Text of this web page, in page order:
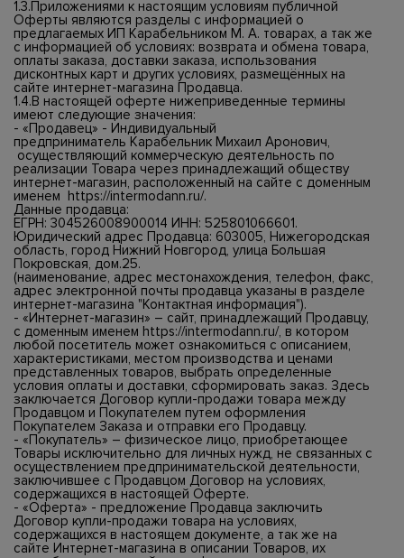
1.3.Приложениями к настоящим условиям публичной
Оферты являются разделы с информацией о
предлагаемых ИП Карабельником М. А. товарах, а так же
с информацией об условиях: возврата и обмена товара,
оплаты заказа, доставки заказа, использования
дисконтных карт и других условиях, размещённых на
сайте интернет-магазина Продавца.
1.4.В настоящей оферте нижеприведенные термины
имеют следующие значения:
- «Продавец» - Индивидуальный
предприниматель Карабельник Михаил Аронович,
осуществляющий коммерческую деятельность по
реализации Товара через принадлежащий обществу
интернет-магазин, расположенный на сайте с доменным
именем https://intermodann.ru/.
Данные продавца:
ЕГРН: 304526008900014 ИНН: 525801066601.
Юридический адрес Продавца: 603005, Нижегородская
область, город Нижний Новгород, улица Большая
Покровская, дом.25.
(наименование, адрес местонахождения, телефон, факс,
адрес электронной почты продавца указаны в разделе
интернет-магазина "Контактная информация").
- «Интернет-магазин» – сайт, принадлежащий Продавцу,
с доменным именем https://intermodann.ru/, в котором
любой посетитель может ознакомиться с описанием,
характеристиками, местом производства и ценами
представленных товаров, выбрать определенные
условия оплаты и доставки, сформировать заказ. Здесь
заключается Договор купли-продажи товара между
Продавцом и Покупателем путем оформления
Покупателем Заказа и отправки его Продавцу.
- «Покупатель» – физическое лицо, приобретающее
Товары исключительно для личных нужд, не связанных с
осуществлением предпринимательской деятельности,
заключившее с Продавцом Договор на условиях,
содержащихся в настоящей Оферте.
- «Оферта» - предложение Продавца заключить
Договор купли-продажи товара на условиях,
содержащихся в настоящем документе, а так же на
сайте Интернет-магазина в описании Товаров, их